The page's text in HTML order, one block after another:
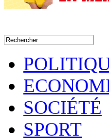
SOCIÉTÉ
SPORT